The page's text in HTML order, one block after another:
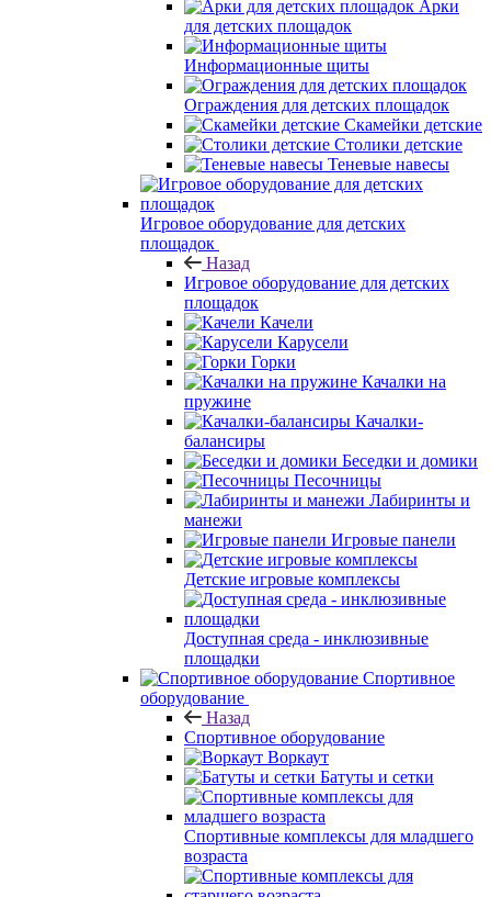
Арки
для детских площадок
Информационные щиты
Ограждения для детских площадок
Скамейки детские
Столики детские
Теневые навесы
Игровое оборудование для детских
площадок
Назад
Игровое оборудование для детских
площадок
Качели
Карусели
Горки
Качалки на
пружине
Качалки-
балансиры
Беседки и домики
Песочницы
Лабиринты и
манежи
Игровые панели
Детские игровые комплексы
Доступная среда - инклюзивные
площадки
Спортивное
оборудование
Назад
Спортивное оборудование
Воркаут
Батуты и сетки
Спортивные комплексы для младшего
возраста